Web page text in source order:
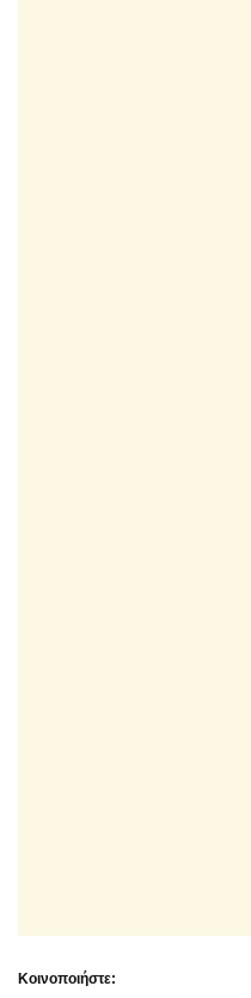
Κοινοποιήστε: